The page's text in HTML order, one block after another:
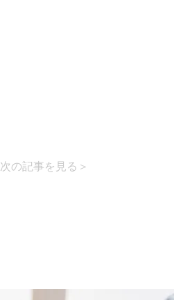
次の記事を見る＞